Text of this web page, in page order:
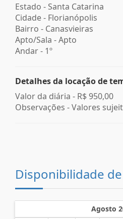
Estado - Santa Catarina
Cidade - Florianópolis
Bairro - Canasvieiras
Apto/Sala -Apto
Andar - 1º
Detalhes da locação de
Valor da diária - R$ 950,00
Observações - Valores
Disponibilidade de
Agosto